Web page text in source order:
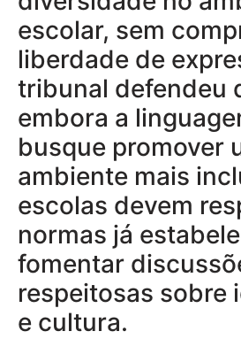
escolar, sem
liberdade de
tribunal defendeu
embora a
busque promover
ambiente mais
escolas devem
normas já
fomentar
respeitosas sobre
e cultura.